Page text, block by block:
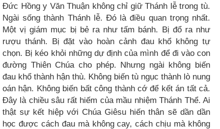
Đức Hồng y Văn Thuận không chỉ giữ Thánh lễ trong tù.
Ngài sống thành Thánh lễ. Đó là điều quan trọng nhất.
Một vị giám mục bị bẻ ra như tấm bánh. Bị đổ ra như
rượu thánh. Bị đặt vào hoàn cảnh đau khổ không tự
chọn. Bị kéo khỏi những dự định của mình để đi vào con
đường Thiên Chúa cho phép. Nhưng ngài không biến
đau khổ thành hận thù. Không biến tù ngục thành lò nung
oán hận. Không biến bất công thành cớ để kết án tất cả.
Đây là chiều sâu rất hiếm của mầu nhiệm Thánh Thể. Ai
thật sự kết hiệp với Chúa Giêsu hiến thân sẽ dần dần
học được cách đau mà không cay, cách chịu mà không